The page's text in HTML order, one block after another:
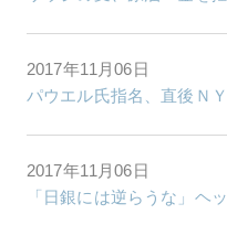
2017年11月06日
パウエル氏指名、直後Ｎ
2017年11月06日
「日銀には逆らうな」ヘ